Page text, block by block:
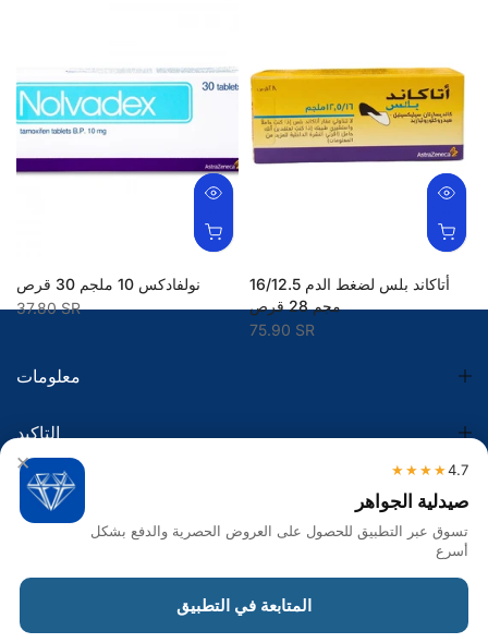
نولفادكس 10 ملجم 30 قرص
37.80 SR
أتاكاند بلس لضغط الدم 16/12.5
مجم 28 قرص
75.90 SR
معلومات
التاكيد
الضريبة
تواصل معنا
× 4.7
★★★★
صيدلية الجواهر
تسوق عبر التطبيق للحصول على العروض الحصرية والدفع بشكل
أسرع
المتابعة في التطبيق